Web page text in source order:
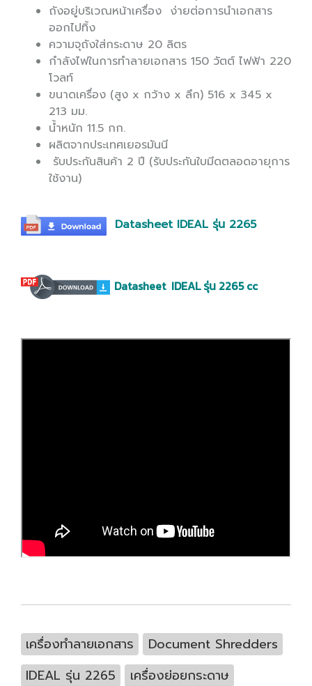
ถังอยู่บริเวณหน้าเครื่อง ง่ายต่อการนำเอกสาร
ออกไปทิ้ง
ความจุถังใส่กระดาษ 20 ลิตร
กำลังไฟในการทำลายเอกสาร 150 วัตต์ ไฟฟ้า 220
โวลท์
ขนาดเครื่อง (สูง x กว้าง x ลึก) 516 x 345 x
213 มม.
น้ำหนัก 11.5 กก.
ผลิตจากประเทศเยอรมันนี
รับประกันสินค้า 2 ปี (รับประกันใบมีดตลอดอายุการ
ใช้งาน)
Datasheet IDEAL รุ่น 2265
Datasheet IDEAL รุ่น 2265 cc
เครื่องทำลายเอกสาร
Document Shredders
IDEAL รุ่น 2265
เครื่องย่อยกระดาษ